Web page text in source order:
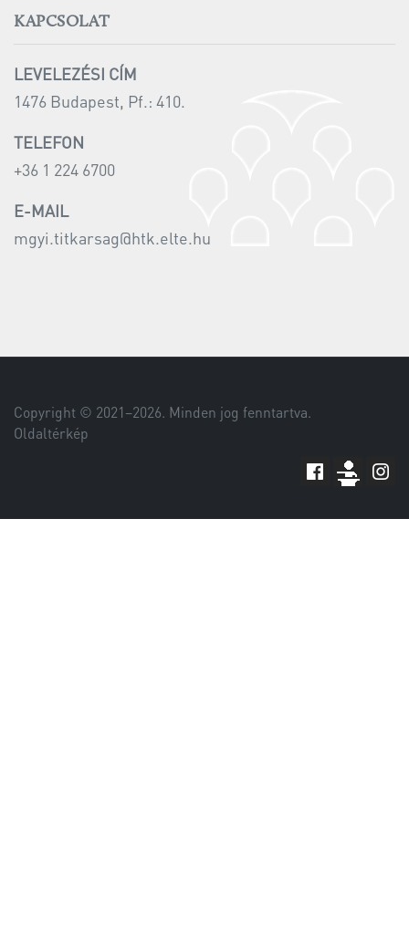
KAPCSOLAT
LEVELEZÉSI CÍM
1476 Budapest, Pf.: 410.
TELEFON
+36 1 224 6700
E-MAIL
mgyi.titkarsag@htk.elte.hu
Copyright © 2021–2026. Minden jog fenntartva.
Oldaltérkép